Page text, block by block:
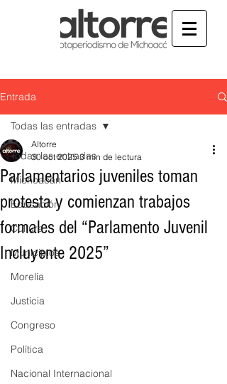
Entrada
Todas las entradas
Michoacán
Educación
Cultura
Municipios
Morelia
Justicia
Congreso
Política
Nacional Internacional
Todas las entradas
Parlamentarios juveniles toman
protesta y comienzan trabajos
formales del “Parlamento Juvenil
Incluyente 2025”
Altorre
30 oct 2025 3 min de lectura